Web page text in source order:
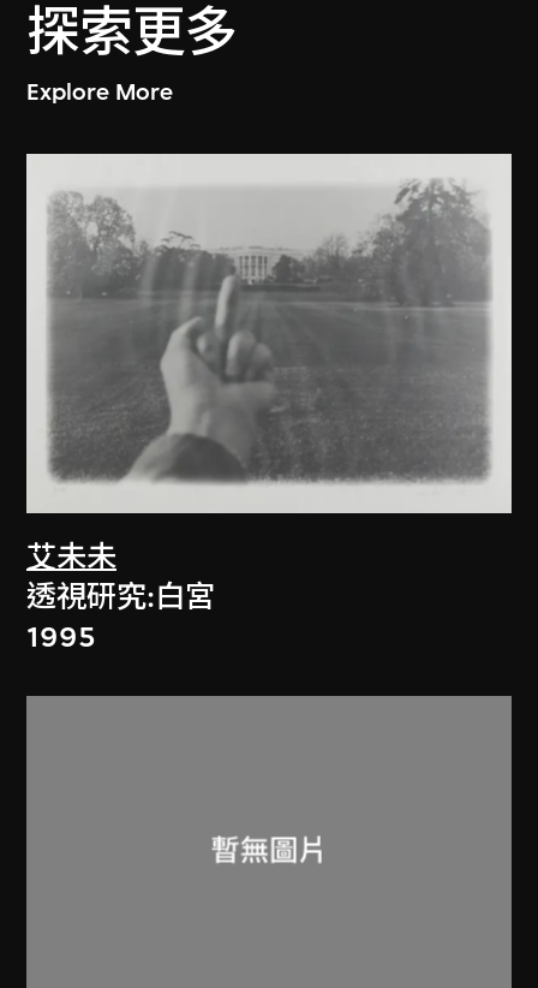
探索更多
Explore More
艾未未
透視研究:白宮
1995